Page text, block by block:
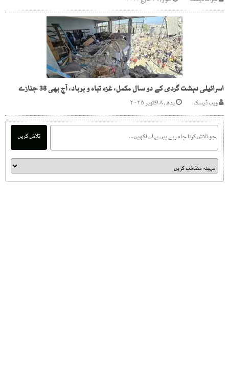
اسرائیلی دہشت گردی کے دو سال مکمل، غزہ تباہ و برباد، آج بھی 38 جنازے
ویب ڈیسک بدھ, ۸ اکتوبر ۲۰۲۵
تلاش کریں